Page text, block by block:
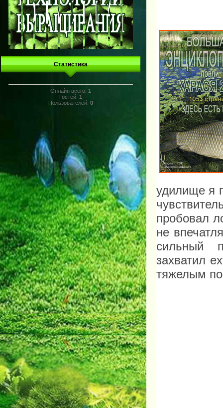
Статистика
Онлайн всего: 1
Гостей: 1
Пользователей: 0
удилище я
пробовал
не
сильный
захватил
тяжелым